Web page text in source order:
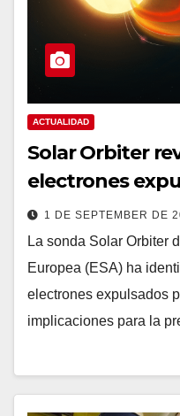
ACTUALIDAD
Solar Orbiter
1 DE SEPTEMBER DE
La sonda Solar Orbiter
Europea (ESA) ha
electrones expulsados
implicaciones para la